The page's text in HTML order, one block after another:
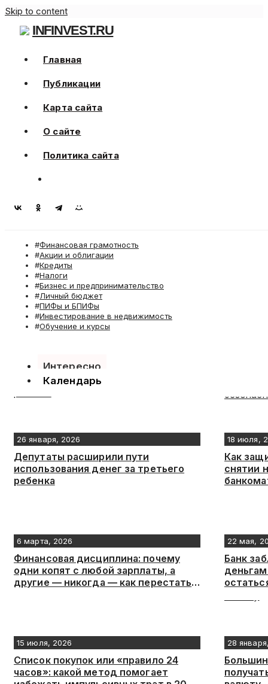
Skip to content
INFINVEST.RU
Главная
Публикации
Карта сайта
О сайте
Политика сайта
Финансовая грамотность
Акции и облигации
Кредиты
Налоги
Бизнес и предпринимательство
Личный бюджет
ПИФы и БПИФы
Инвестирование в недвижимость
Обучение и курсы
Интересно
Календарь
26 января, 2026
Депутаты расширили пути
использования денег за третьего
ребенка
18 июля,
Как
снятии
6 марта, 2026
Финансовая дисциплина: почему
одни копят с любой зарплаты, а
другие — никогда — как перестать
22 мая,
Банк
15 июля, 2026
Список покупок или «правило 24
часов»: какой метод помогает
28